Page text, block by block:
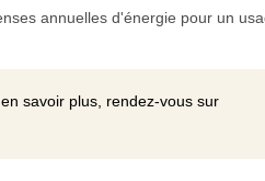
annuelles d'énergie pour un
savoir plus, rendez-vous sur